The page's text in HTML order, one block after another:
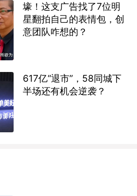
壕！这支广告找了7位明
星翻拍自己的表情包，创
意团队咋想的？
617亿“退市”，58同城下
半场还有机会逆袭？